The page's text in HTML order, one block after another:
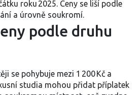
roku 2025. Ceny se liší podle
a úrovně soukromí.
podle druhu
se pohybuje mezi 1 200 Kč a
studia mohou přidat příplatek